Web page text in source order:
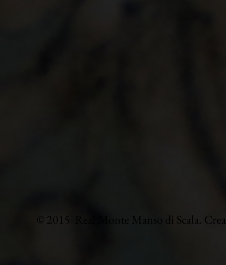
© 2015 Real Monte Manso di Scala.